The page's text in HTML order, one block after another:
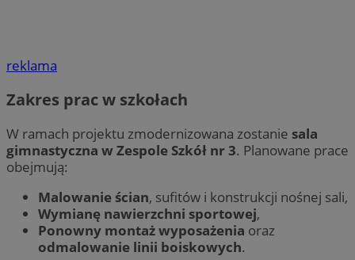
reklama
Zakres prac w szkołach
W ramach projektu zmodernizowana zostanie sala
gimnastyczna w Zespole Szkół nr 3. Planowane prace
obejmują:
Malowanie ścian, sufitów i konstrukcji nośnej sali,
Wymianę nawierzchni sportowej,
Ponowny montaż wyposażenia oraz
odmalowanie linii boiskowych.